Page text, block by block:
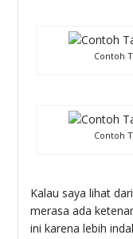
Contoh
Contoh
Kalau saya lihat
merasa ada
ini karena lebih